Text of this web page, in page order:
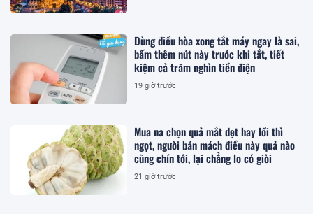
Dùng điều hòa xong tắt máy ngay là sai,
bấm thêm nút này trước khi tắt, tiết
kiệm cả trăm nghìn tiền điện
19 giờ trước
Mua na chọn quả mắt dẹt hay lồi thì
ngọt, người bán mách điều này quả nào
cũng chín tới, lại chẳng lo có giòi
21 giờ trước